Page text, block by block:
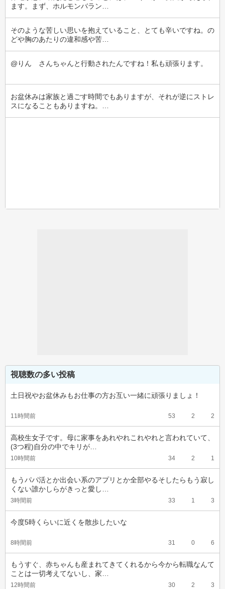
ます。まず、ホルモンバラン…
そのような苦しい思いを抱えていること、とても辛いですね。の
どや胸のあたりの違和感や苦…
@りん　さんちゃんと行動されたんですね！私も頑張ります。
お盆休みは家族と過ごす時間でもありますが、それが逆にストレ
スになることもありますね。…
視聴数の多い投稿
土日祝やお盆休みもお仕事の方お互い一緒に頑張りましょ！
11時間前 53 2 2
高校生女子です。母に家事をあれやれこれやれと言われていて、
(3つ程)自分の中でキリが…
10時間前 34 2 1
もうパパ活とか出会い系のアプリとか全部やるそしたらもう寂し
くない誰かしらがきっと愛し…
3時間前 33 1 3
今度5時くらいに近くを散歩したいな
8時間前 31 0 6
もうすぐ、赤ちゃんも産まれてきてくれるから今から転職なんて
ことは一切考えてないし、家…
12時間前 30 2 3